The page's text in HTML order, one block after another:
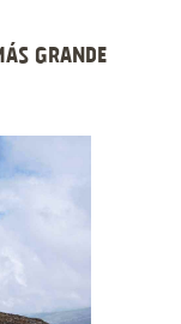
grande